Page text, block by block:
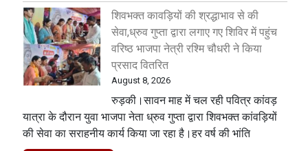
शिवभक्त कावड़ियों की श्रद्धाभाव से की
सेवा,ध्रुव गुप्ता द्वारा लगाए गए शिविर में पहुंच
वरिष्ठ भाजपा नेत्री रश्मि चौधरी ने किया
प्रसाद वितरित
August 8, 2026
रुड़की।सावन माह में चल रही पवित्र कांवड़
यात्रा के दौरान युवा भाजपा नेता ध्रुव गुप्ता द्वारा शिवभक्त कांवड़ियों
की सेवा का सराहनीय कार्य किया जा रहा है।हर वर्ष की भांति